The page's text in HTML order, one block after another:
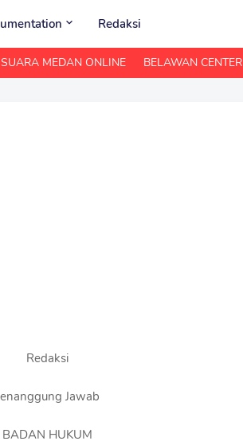
Redaksi
SUARA MEDAN ONLINE BELAWAN CENTER
Redaksi
Jawab
BADAN HUKUM